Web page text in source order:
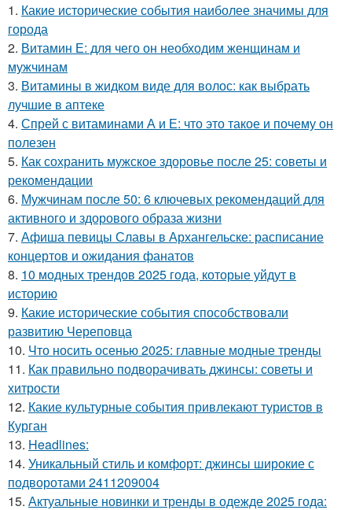
1. Какие исторические события наиболее значимы для
города
2. Витамин Е: для чего он необходим женщинам и
мужчинам
3. Витамины в жидком виде для волос: как выбрать
лучшие в аптеке
4. Спрей с витаминами А и Е: что это такое и почему он
полезен
5. Как сохранить мужское здоровье после 25: советы и
рекомендации
6. Мужчинам после 50: 6 ключевых рекомендаций для
активного и здорового образа жизни
7. Афиша певицы Славы в Архангельске: расписание
концертов и ожидания фанатов
8. 10 модных трендов 2025 года, которые уйдут в
историю
9. Какие исторические события способствовали
развитию Череповца
10. Что носить осенью 2025: главные модные тренды
11. Как правильно подворачивать джинсы: советы и
хитрости
12. Какие культурные события привлекают туристов в
Курган
13. Headlines:
14. Уникальный стиль и комфорт: джинсы широкие с
подворотами 2411209004
15. Актуальные новинки и тренды в одежде 2025 года: